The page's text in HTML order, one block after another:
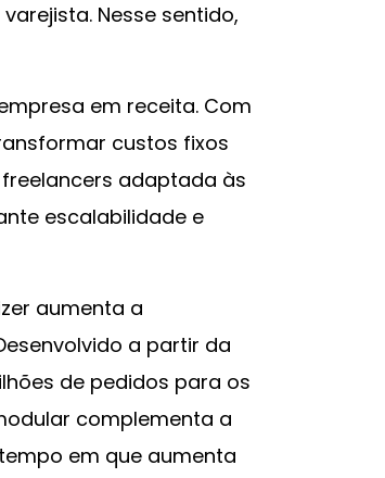
Nesse sentido,
em receita. Com
custos fixos
adaptada às
escalabilidade e
aumenta a
a partir da
de pedidos para os
complementa a
em que aumenta